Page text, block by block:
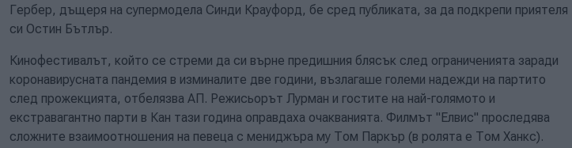
Гербер, дъщеря на супермодела Синди Крауфорд, бе сред публиката, за да подкрепи приятеля
си Остин Бътлър.
Кинофестивалът, който се стреми да си върне предишния блясък след ограниченията заради
коронавирусната пандемия в изминалите две години, възлагаше големи надежди на партито
след прожекцията, отбелязва АП. Режисьорът Лурман и гостите на най-голямото и
екстравагантно парти в Кан тази година оправдаха очакванията. Филмът "Елвис" проследява
сложните взаимоотношения на певеца с мениджъра му Том Паркър (в ролята е Том Ханкс).